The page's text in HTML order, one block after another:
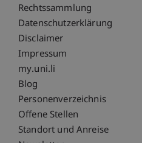
Fußzeile
Rechtssammlung
Datenschutzerklärung
Disclaimer
Impressum
Fußzeile
my.uni.li
Blog
Personenverzeichnis
Offene Stellen
Standort und Anreise